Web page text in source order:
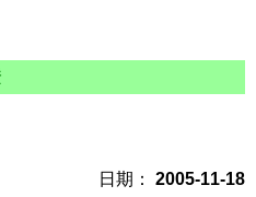
日期： 2005-11-18